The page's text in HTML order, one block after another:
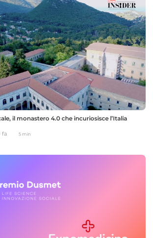
il monastero 4.0 che incuriosisce l’Italia
fa 5 min